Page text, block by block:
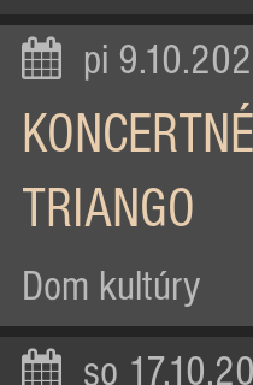
pi
TRIANGO
Dom kultúry
so